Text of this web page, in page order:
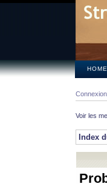
HOME
Connexion
Voir les
Index